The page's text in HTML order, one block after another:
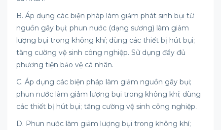
B. Áp dụng các biện pháp làm giảm phát sinh bụi từ
nguồn gây bụi; phun nước (dạng sương) làm giảm
lượng bụi trong không khí; dùng các thiết bị hút bụi;
tăng cường vệ sinh công nghiệp. Sử dụng đầy đủ
phương tiện bảo vệ cá nhân.
C. Áp dụng các biện pháp làm giảm nguồn gây bụi;
phun nước làm giảm lượng bụi trong không khí; dùng
các thiết bị hút bụi; tăng cường vệ sinh công nghiệp.
D. Phun nước làm giảm lượng bụi trong không khí;